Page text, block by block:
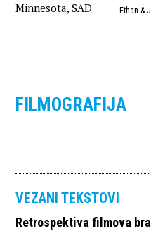
Ethan &
Minnesota, SAD
FILMOGRAFIJA
VEZANI TEKSTOVI
Retrospektiva filmova